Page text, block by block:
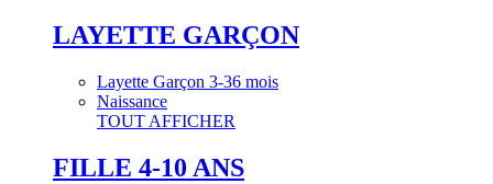
LAYETTE GARÇON
Layette Garçon 3-36 mois
Naissance
TOUT AFFICHER
FILLE 4-10 ANS